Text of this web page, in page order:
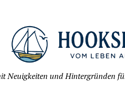
Neuigkeiten und Hintergründen